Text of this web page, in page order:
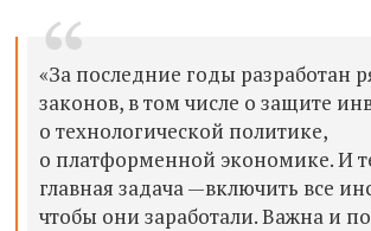
«За последние годы разработан
законов, в том числе о защите
о технологической политике,
о платформенной экономике. И
главная задача —включить все
чтобы они заработали. Важна и